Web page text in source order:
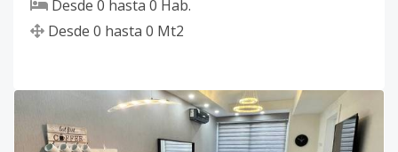
Desde 0 hasta 0 Hab.
Desde 0 hasta 0 Mt2